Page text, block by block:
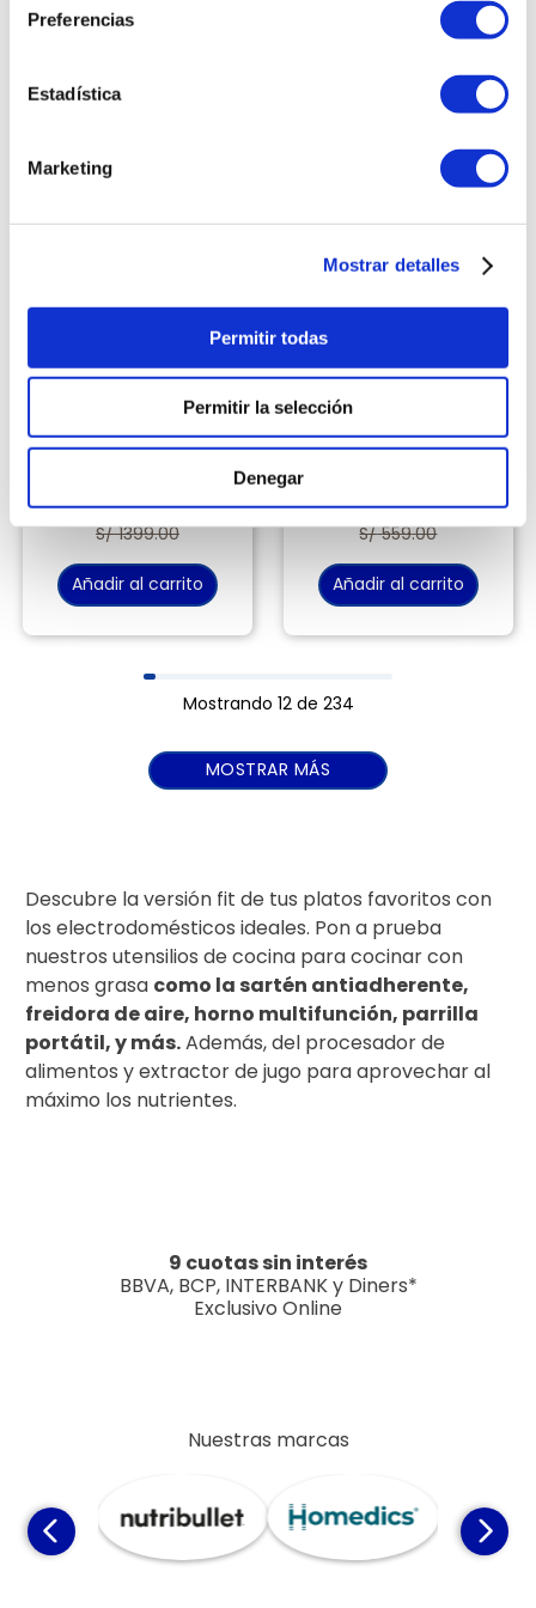
Preferencias
Estadística
Marketing
Mostrar detalles
Permitir todas
Permitir la selección
Denegar
Añadir al carrito Añadir al carrito
INDURAMA
Croma
S/1049.00
S/ 1399.00
Añadir al carrito
NUTRIBULLET
Extractor de Nutrientes -
S/349.00
S/ 559.00
Añadir al carrito
Mostrando 12 de 234
MOSTRAR MÁS
Descubre la versión fit de tus platos favoritos con
los electrodomésticos ideales. Pon a prueba
nuestros utensilios de cocina para cocinar con
menos grasa como la sartén antiadherente,
freidora de aire, horno multifunción, parrilla
portátil, y más.Además, del procesador de
alimentos y extractor de jugo para aprovechar al
máximo los nutrientes.
9 cuotas sin interés
BBVA, BCP, INTERBANK y Diners*
Exclusivo Online
Nuestras marcas